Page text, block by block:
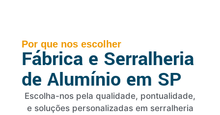
Por que nos escolher
Fábrica e Serralheria
de Alumínio em SP
Escolha-nos pela qualidade, pontualidade,
e soluções personalizadas em serralheria